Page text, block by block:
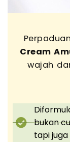
Cream
wajah
bukan
tapi juga